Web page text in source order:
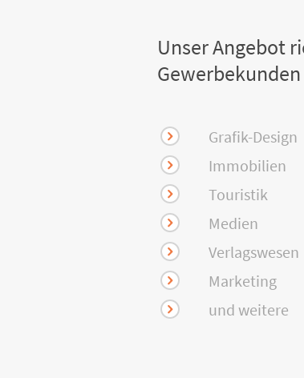
Unser Angebot
Grafik-Design
Immobilien
Touristik
Medien
Verlagswesen
Marketing
und weitere